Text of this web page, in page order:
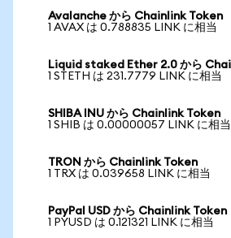
Avalanche から Chainlink Token
1 AVAX は 0.788835 LINK に相当
Liquid staked Ether 2.0 から
1 STETH は 231.7779 LINK に相当
SHIBA INU から Chainlink Token
1 SHIB は 0.00000057 LINK に相当
TRON から Chainlink Token
1 TRX は 0.039658 LINK に相当
PayPal USD から Chainlink Token
1 PYUSD は 0.121321 LINK に相当